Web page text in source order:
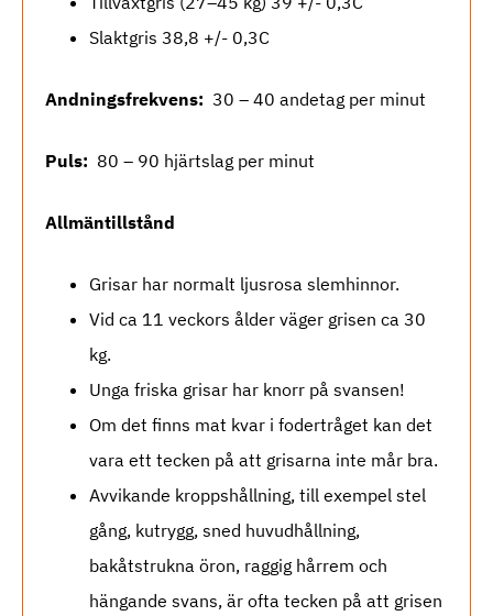
Slaktgris 38,8 +/- 0,3C
Andningsfrekvens: 30 – 40 andetag per minut
Puls: 80 – 90 hjärtslag per minut
Allmäntillstånd
Grisar har normalt ljusrosa slemhinnor.
Vid ca 11 veckors ålder väger grisen ca 30
kg.
Unga friska grisar har knorr på svansen!
Om det finns mat kvar i fodertråget kan det
vara ett tecken på att grisarna inte mår bra.
Avvikande kroppshållning, till exempel stel
gång, kutrygg, sned huvudhållning,
bakåtstrukna öron, raggig hårrem och
hängande svans, är ofta tecken på att grisen